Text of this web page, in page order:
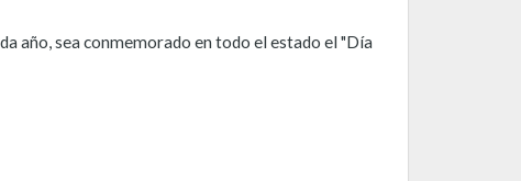
año, sea conmemorado en todo el estado el "Día